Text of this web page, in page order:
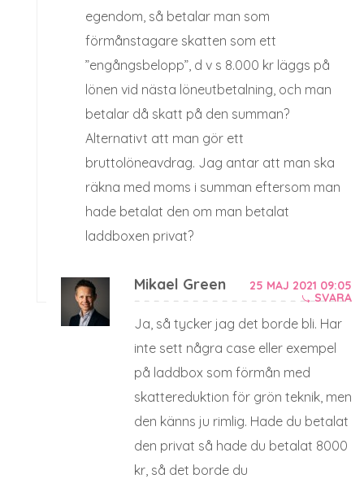
egendom, så betalar man som
förmånstagare skatten som ett
”engångsbelopp”, d v s 8.000 kr läggs på
lönen vid nästa löneutbetalning, och man
betalar då skatt på den summan?
Alternativt att man gör ett
bruttolöneavdrag. Jag antar att man ska
räkna med moms i summan eftersom man
hade betalat den om man betalat
laddboxen privat?
Mikael Green
25 MAJ 2021 09:05
SVARA
Ja, så tycker jag det borde bli. Har
inte sett några case eller exempel
på laddbox som förmån med
skattereduktion för grön teknik, men
den känns ju rimlig. Hade du betalat
den privat så hade du betalat 8000
kr, så det borde du